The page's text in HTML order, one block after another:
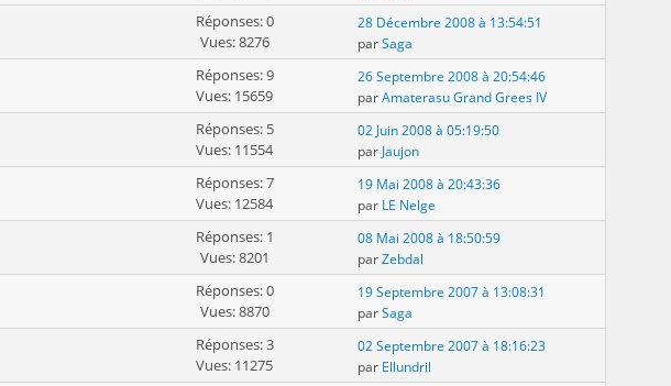
Réponses: 0
Vues: 8276
28 Décembre 2008 à 13:54:51
parSaga
Réponses: 9
Vues: 15659
26 Septembre 2008 à 20:54:46
parAmaterasu Grand Grees IV
Réponses: 5
Vues: 11554
02 Juin 2008 à 05:19:50
par Jaujon
Réponses: 7
Vues: 12584
19 Mai 2008 à 20:43:36
par LE Nelge
Réponses: 1
Vues: 8201
08 Mai 2008 à 18:50:59
parZebdal
Réponses: 0
Vues: 8870
19 Septembre 2007 à 13:08:31
parSaga
Réponses: 3
Vues: 11275
02 Septembre 2007 à 18:16:23
par Ellundril